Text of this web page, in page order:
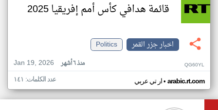
قائمة هدافي كأس أمم إفريقيا 2025
اخبار جزر القمر
Politics
Jan 19, 2026
منذ ٦ أشهر QG60YL
ار تي عربي• arabic.rt.com عدد الكلمات: ١٤١